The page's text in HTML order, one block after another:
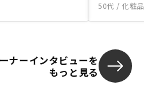
50代 / 化粧
ナーインタビューを
もっと見る